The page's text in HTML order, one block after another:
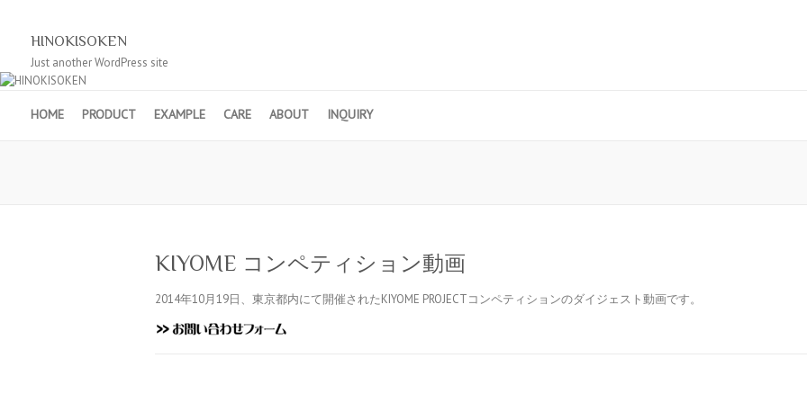
HINOKISOKEN
Just another WordPress site
HOME PRODUCT EXAMPLE CARE ABOUT INQUIRY
KIYOME コンペティション動画
2014年10月19日、東京都内にて開催されたKIYOME PROJECTコンペティションのダイジェスト動画です。